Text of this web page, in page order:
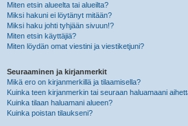
Miten etsin alueelta tai alueilta?
Miksi hakuni ei löytänyt mitään?
Miksi haku johti tyhjään sivuun!?
Miten etsin käyttäjiä?
Miten löydän omat viestini ja viestiketjuni?
Seuraaminen ja kirjanmerkit
Mikä ero on kirjanmerkillä ja tilaamisella?
Kuinka teen kirjanmerkin tai seuraan haluamaani
Kuinka tilaan haluamani alueen?
Kuinka poistan tilaukseni?